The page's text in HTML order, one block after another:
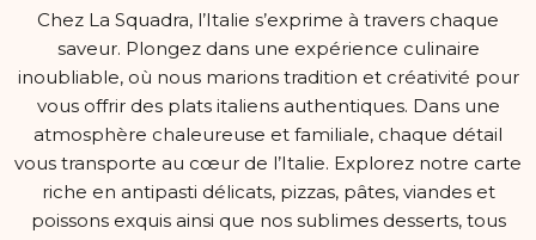
Chez La Squadra, l’Italie s’exprime à travers chaque
saveur. Plongez dans une expérience culinaire
inoubliable, où nous marions tradition et créativité pour
vous offrir des plats italiens authentiques. Dans une
atmosphère chaleureuse et familiale, chaque détail
vous transporte au cœur de l’Italie. Explorez notre carte
riche en antipasti délicats, pizzas, pâtes, viandes et
poissons exquis ainsi que nos sublimes desserts, tous